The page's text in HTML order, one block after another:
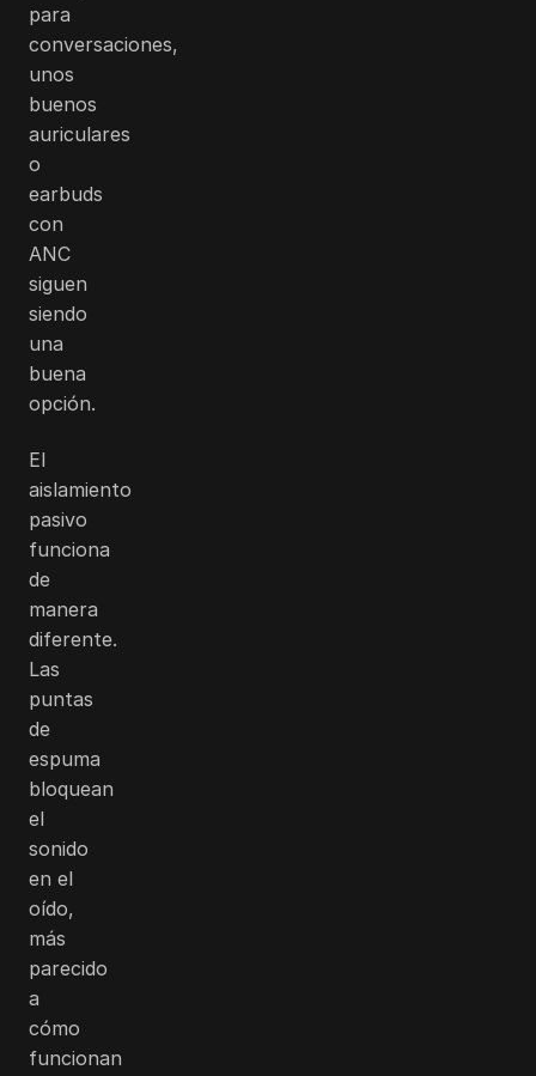
para
conversaciones,
unos
buenos
auriculares
o
earbuds
con
ANC
siguen
siendo
una
buena
opción.
El
aislamiento
pasivo
funciona
de
manera
diferente.
Las
puntas
de
espuma
bloquean
el
sonido
en el
oído,
más
parecido
a
cómo
funcionan